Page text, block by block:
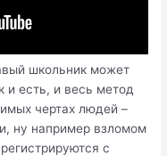
школьник может
и есть, и весь метод
чертах людей –
ну например взломом
с